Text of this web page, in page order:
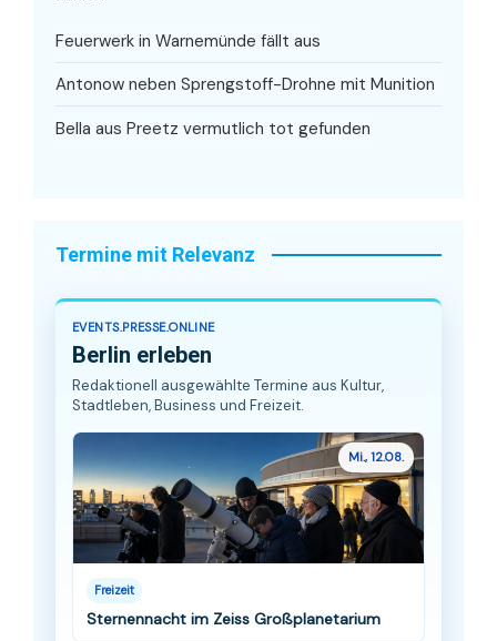
Feuerwerk in Warnemünde fällt aus
Antonow neben Sprengstoff-Drohne mit Munition
Bella aus Preetz vermutlich tot gefunden
Termine mit Relevanz
EVENTS.PRESSE.ONLINE
Berlin erleben
Redaktionell ausgewählte Termine aus Kultur,
Stadtleben, Business und Freizeit.
Mi., 12.08.
Freizeit
Sternennacht im Zeiss Großplanetarium